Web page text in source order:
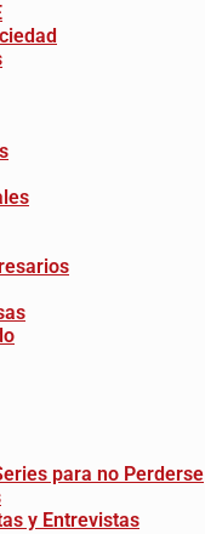
para no Perderse
y Entrevistas